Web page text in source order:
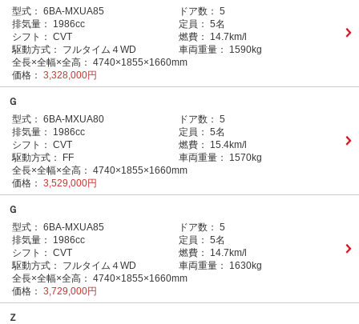
型式： 6BA-MXUA85 ドア数： 5
排気量：
1986cc 定員： 5名
シフト： CVT 燃費：
14.7km/l
駆動方式：
フルタイム４WD 車両重量：
1590kg
全長×全幅×全高： 4740×1855×1660mm
価格： 3,328,000円
Ｇ
型式： 6BA-MXUA80 ドア数： 5
排気量：
1986cc 定員： 5名
シフト： CVT 燃費：
15.4km/l
駆動方式：
FF 車両重量：
1570kg
全長×全幅×全高： 4740×1855×1660mm
価格： 3,529,000円
Ｇ
型式： 6BA-MXUA85 ドア数： 5
排気量：
1986cc 定員： 5名
シフト： CVT 燃費：
14.7km/l
駆動方式：
フルタイム４WD 車両重量：
1630kg
全長×全幅×全高： 4740×1855×1660mm
価格： 3,729,000円
Ｚ